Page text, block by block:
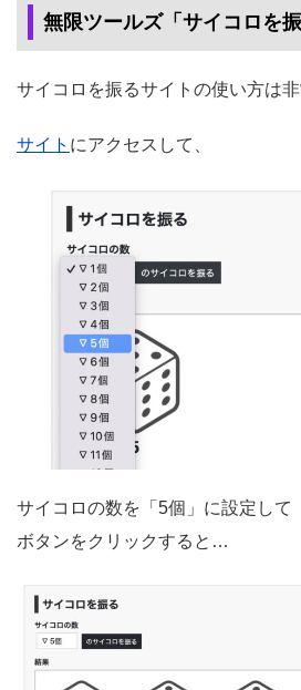
無限ツールズ「サイコロを
サイコロを振るサイトの使い方は非
サイト にアクセスして、
サイコロの数を「5個」に設定して
ボタンをクリックすると…